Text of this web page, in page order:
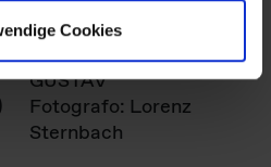
Cookies
GUSTAV
Fotografo: Lorenz
Sternbach